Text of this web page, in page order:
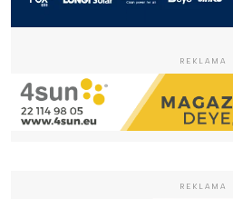
REKLAMA
REKLAMA